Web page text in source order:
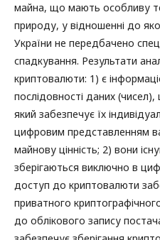
майна, що мають особливу
природу, у відношенні до
України не передбачено
спадкування. Результати
криптовалюти: 1) є
послідовності даних
який забезпечує їх
цифровим представленням
майнову цінність; 2) вони
зберігаються виключно в
доступ до криптовалюти
приватного
до облікового запису